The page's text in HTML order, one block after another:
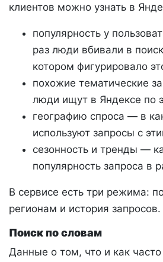
клиентов можно узнать в
популярность у
раз люди вбивали в
котором фигурировало
похожие тематические
люди ищут в Яндексе по
географию спроса — в
используют запросы с
сезонность и тренды —
популярность запроса в
В сервисе есть три режима:
регионам и история запросов.
Поиск по словам
Данные о том, что и как